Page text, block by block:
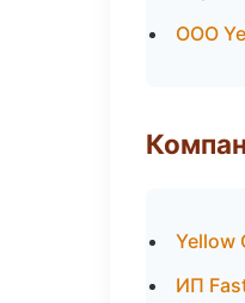
ООО
Yellow
ИП